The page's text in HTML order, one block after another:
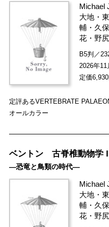
Michael
大地 ・
輔 ・ 久
花 ・ 野
B5判／
2026年11
定価
定評あるVERTEBRATE
オールカラー
ベントン 古脊椎動物学
―恐竜と鳥類の時代―
Michael
大地 ・
輔 ・ 久
花 ・ 野